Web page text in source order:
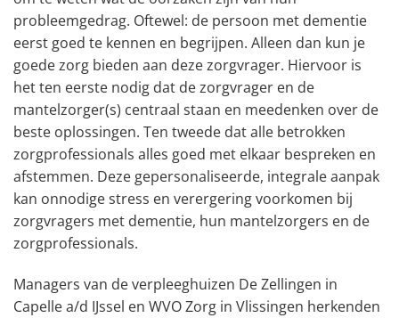
probleemgedrag. Oftewel: de persoon met dementie
eerst goed te kennen en begrijpen. Alleen dan kun je
goede zorg bieden aan deze zorgvrager. Hiervoor is
het ten eerste nodig dat de zorgvrager en de
mantelzorger(s) centraal staan en meedenken over de
beste oplossingen. Ten tweede dat alle betrokken
zorgprofessionals alles goed met elkaar bespreken en
afstemmen. Deze gepersonaliseerde, integrale aanpak
kan onnodige stress en verergering voorkomen bij
zorgvragers met dementie, hun mantelzorgers en de
zorgprofessionals.
Managers van de verpleeghuizen De Zellingen in
Capelle a/d IJssel en WVO Zorg in Vlissingen herkenden